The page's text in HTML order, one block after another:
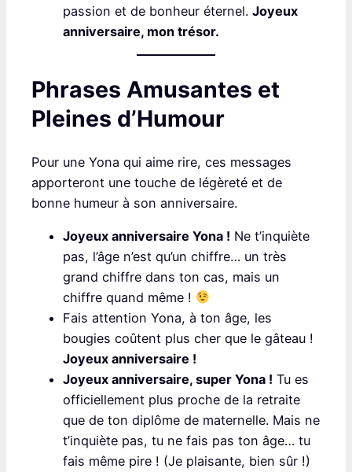
passion et de bonheur éternel. Joyeux
anniversaire, mon trésor.
Phrases Amusantes et
Pleines d’Humour
Pour une Yona qui aime rire, ces messages
apporteront une touche de légèreté et de
bonne humeur à son anniversaire.
Joyeux anniversaire Yona ! Ne t’inquiète
pas, l’âge n’est qu’un chiffre… un très
grand chiffre dans ton cas, mais un
chiffre quand même !
Fais attention Yona, à ton âge, les
bougies coûtent plus cher que le gâteau !
Joyeux anniversaire !
Joyeux anniversaire, super Yona ! Tu es
officiellement plus proche de la retraite
que de ton diplôme de maternelle. Mais ne
t’inquiète pas, tu ne fais pas ton âge… tu
fais même pire ! (Je plaisante, bien sûr !)